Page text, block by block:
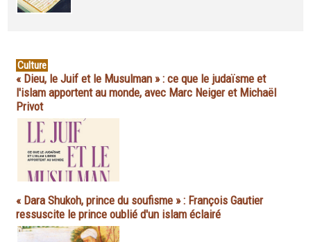
Culture
« Dieu, le Juif et le Musulman » : ce que le judaïsme et
l'islam apportent au monde, avec Marc Neiger et Michaël
Privot
« Dara Shukoh, prince du soufisme » : François Gautier
ressuscite le prince oublié d'un islam éclairé